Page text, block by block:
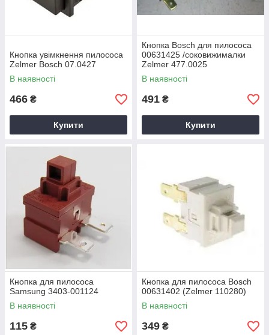
Кнопка увімкнення пилососа
Zelmer Bosch 07.0427
В наявності
466 ₴
Купити
Кнопка Bosch для пилососа
00631425 /соковижималки
Zelmer 477.0025
В наявності
491 ₴
Купити
Кнопка для пилососа
Samsung 3403-001124
В наявності
115 ₴
Кнопка для пилососа Bosch
00631402 (Zelmer 110280)
В наявності
349 ₴